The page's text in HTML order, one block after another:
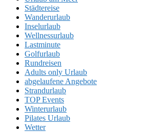
Städtereise
Wanderurlaub
Inselurlaub
Wellnessurlaub
Lastminute
Golfurlaub
Rundreisen
Adults only Urlaub
abgelaufene Angebote
Strandurlaub
TOP Events
Winterurlaub
Pilates Urlaub
Wetter